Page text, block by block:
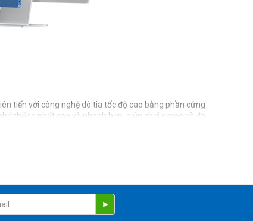
tiến với công nghệ dò tia tốc độ cao bằng phần cứng
thống nhất cao và nhanh hơn, giúp chơi game và đa
ồn nền trong video.